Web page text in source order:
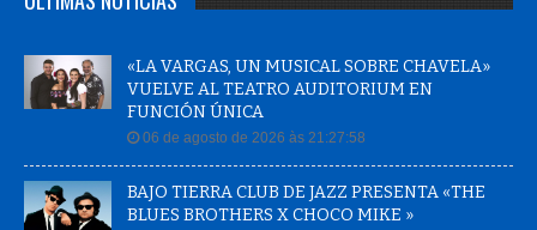
«LA VARGAS, UN MUSICAL SOBRE CHAVELA»
VUELVE AL TEATRO AUDITORIUM EN
FUNCIÓN ÚNICA
06 de agosto de 2026 às 21:27:58
BAJO TIERRA CLUB DE JAZZ PRESENTA «THE
BLUES BROTHERS X CHOCO MIKE »